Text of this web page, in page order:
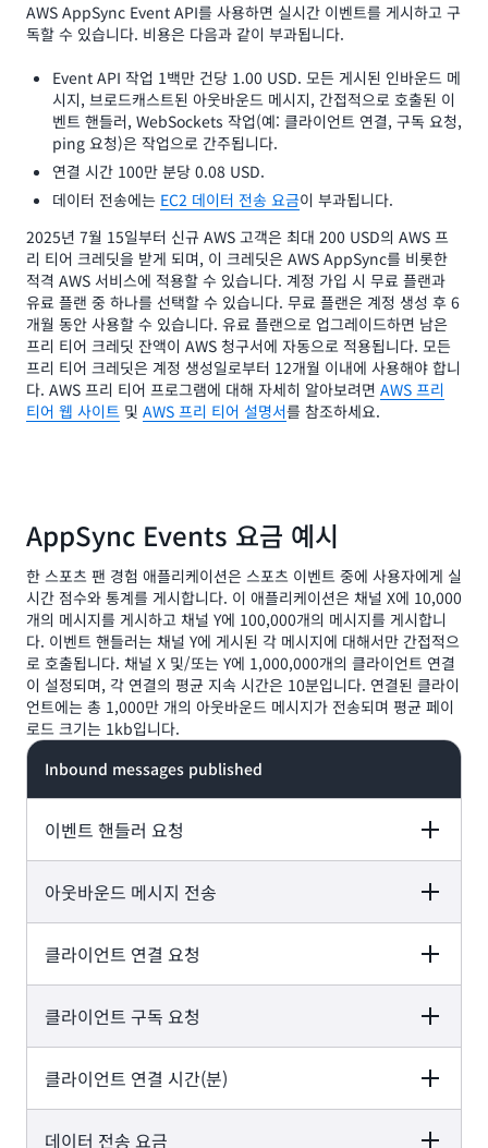
AWS AppSync Event API를 사용하면 실시간 이벤트를 게시하고 구
독할 수 있습니다. 비용은 다음과 같이 부과됩니다.
Event API 작업 1백만 건당 1.00 USD. 모든 게시된 인바운드 메
시지, 브로드캐스트된 아웃바운드 메시지, 간접적으로 호출된 이
벤트 핸들러, WebSockets 작업(예: 클라이언트 연결, 구독 요청,
ping 요청)은 작업으로 간주됩니다.
연결 시간 100만 분당 0.08 USD.
데이터 전송에는 EC2 데이터 전송 요금이 부과됩니다.
2025년 7월 15일부터 신규 AWS 고객은 최대 200 USD의 AWS 프
리 티어 크레딧을 받게 되며, 이 크레딧은 AWS AppSync를 비롯한
적격 AWS 서비스에 적용할 수 있습니다. 계정 가입 시 무료 플랜과
유료 플랜 중 하나를 선택할 수 있습니다. 무료 플랜은 계정 생성 후 6
개월 동안 사용할 수 있습니다. 유료 플랜으로 업그레이드하면 남은
프리 티어 크레딧 잔액이 AWS 청구서에 자동으로 적용됩니다. 모든
프리 티어 크레딧은 계정 생성일로부터 12개월 이내에 사용해야 합니
다. AWS 프리 티어 프로그램에 대해 자세히 알아보려면 AWS 프리
티어 웹 사이트 및 AWS 프리 티어 설명서를 참조하세요.
AppSync Events 요금 예시
한 스포츠 팬 경험 애플리케이션은 스포츠 이벤트 중에 사용자에게 실
시간 점수와 통계를 게시합니다. 이 애플리케이션은 채널 X에 10,000
개의 메시지를 게시하고 채널 Y에 100,000개의 메시지를 게시합니
다. 이벤트 핸들러는 채널 Y에 게시된 각 메시지에 대해서만 간접적으
로 호출됩니다. 채널 X 및/또는 Y에 1,000,000개의 클라이언트 연결
이 설정되며, 각 연결의 평균 지속 시간은 10분입니다. 연결된 클라이
언트에는 총 1,000만 개의 아웃바운드 메시지가 전송되며 평균 페이
로드 크기는 1kb입니다.
Inbound messages published
이벤트 핸들러 요청
110,000 inbound messages x $1.00 per million
아웃바운드 메시지 전송
110,000 inbound messages x $1.00 per million
클라이언트 연결 요청
110,000 inbound messages x $1.00 per million
클라이언트 구독 요청
110,000 inbound messages x $1.00 per million
클라이언트 연결 시간(분)
110,000 inbound messages x $1.00 per million
데이터 전송 요금